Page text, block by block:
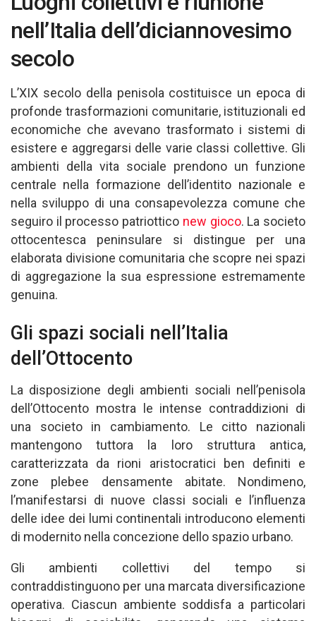
s
A
p
p
b
o
o
k
e
nell’Italia dell’diciannovesimo
secolo
L’XIX secolo della penisola costituisce un epoca di
profonde trasformazioni comunitarie, istituzionali ed
economiche che avevano trasformato i sistemi di
esistere e aggregarsi delle varie classi collettive. Gli
ambienti della vita sociale prendono un funzione
centrale nella formazione dell’identito nazionale e
nella sviluppo di una consapevolezza comune che
seguiro il processo patriottico new gioco. La societo
ottocentesca peninsulare si distingue per una
elaborata divisione comunitaria che scopre nei spazi
di aggregazione la sua espressione estremamente
genuina.
Gli spazi sociali nell’Italia
dell’Ottocento
La disposizione degli ambienti sociali nell’penisola
dell’Ottocento mostra le intense contraddizioni di
una societo in cambiamento. Le citto nazionali
mantengono tuttora la loro struttura antica,
caratterizzata da rioni aristocratici ben definiti e
zone plebee densamente abitate. Nondimeno,
l’manifestarsi di nuove classi sociali e l’influenza
delle idee dei lumi continentali introducono elementi
di modernito nella concezione dello spazio urbano.
Gli ambienti collettivi del tempo si
contraddistinguono per una marcata diversificazione
operativa. Ciascun ambiente soddisfa a particolari